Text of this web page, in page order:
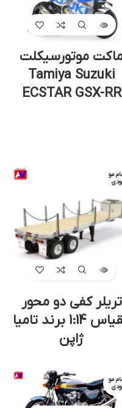
موتورسیکلت
Tamiya Suzuki
ECSTAR GSX-RR
مو
تریلر کفی دو محور
مقیاس 1:14 برند تامیا
ژاپن
مو